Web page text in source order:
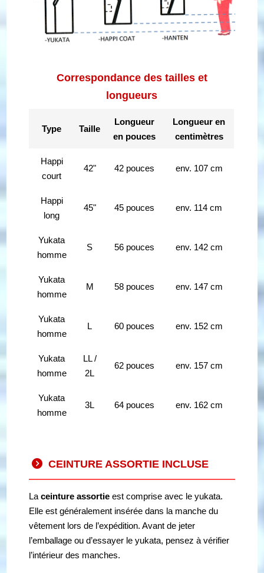
Correspondance des tailles et
longueurs
Type Taille
Longueur
en pouces
Longueur en
centimètres
Happi
court
42" 42 pouces env. 107 cm
Happi
long
45" 45 pouces env. 114 cm
Yukata
homme
S 56 pouces env. 142 cm
Yukata
homme
M 58 pouces env. 147 cm
Yukata
homme
L 60 pouces env. 152 cm
Yukata
homme
LL /
2L
62 pouces env. 157 cm
Yukata
homme
3L 64 pouces env. 162 cm
CEINTURE ASSORTIE INCLUSE
Laceinture assortie est comprise avec le yukata.
Elle est généralement insérée dans la manche du
vêtement lors de l’expédition. Avant de jeter
l’emballage ou d’essayer le yukata, pensez à vérifier
l’intérieur des manches.